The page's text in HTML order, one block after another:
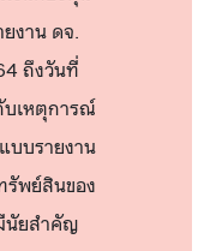
งาน ดจ.
ถึงวันที่
เหตุการณ์
บบรายงาน
รัพย์สินของ
นัยสำคัญ